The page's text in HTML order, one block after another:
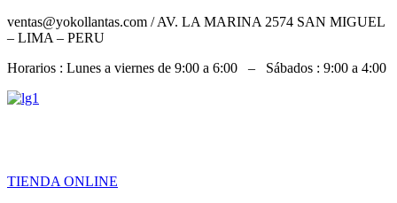
ventas@yokollantas.com / AV. LA MARINA 2574 SAN MIGUEL
– LIMA – PERU
Horarios : Lunes a viernes de 9:00 a 6:00 – Sábados : 9:00 a 4:00
TIENDA ONLINE